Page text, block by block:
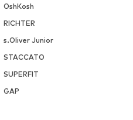
OshKosh
RICHTER
s.Oliver Junior
STACCATO
SUPERFIT
GAP